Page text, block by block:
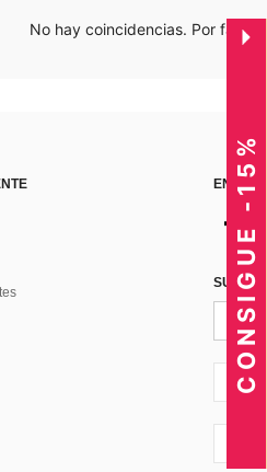
No hay coincidencias. Por favor
PE + 51
CONSIGUE -15%